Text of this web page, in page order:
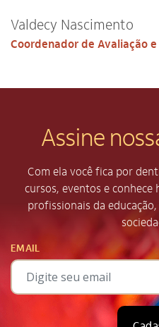
Valdecy Nascimento
Coordenador de Avaliação
Assine
Com ela você fica por
cursos, eventos e
profissionais da
EMAIL